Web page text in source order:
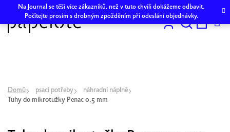
obsah
Na Journal se těší více zákazníků, než v tuto chvíli dokážeme odbavit.
Počítejte prosím s drobným zpožděním při odeslání objednávky.
Hledat
Domů psací potřeby
náhradní náplně
Tuhy do mikrotužky Penac 0,5 mm